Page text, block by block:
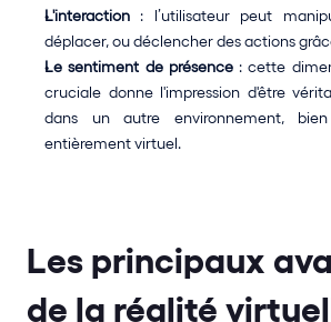
L'interaction : l’utilisateur peut
déplacer, ou déclencher des actions
Le sentiment de présence : cette
cruciale donne l'impression d'être
dans un autre environnement,
entièrement virtuel.
Les principaux
de la réalité